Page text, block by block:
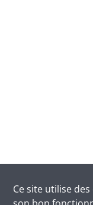
Ce site utilise des